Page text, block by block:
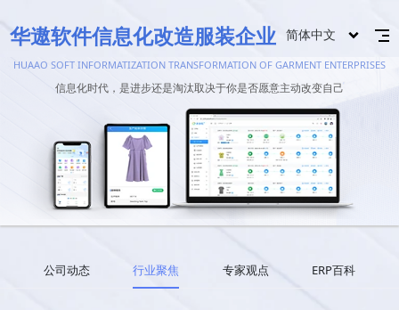
华遨软件信息化改造服装企业 简体中文
HUAAO SOFT INFORMATIZATION TRANSFORMATION OF GARMENT ENTERPRISES
信息化时代，是进步还是淘汰取决于你是否愿意主动改变自己
公司动态 行业聚焦 专家观点 ERP百科